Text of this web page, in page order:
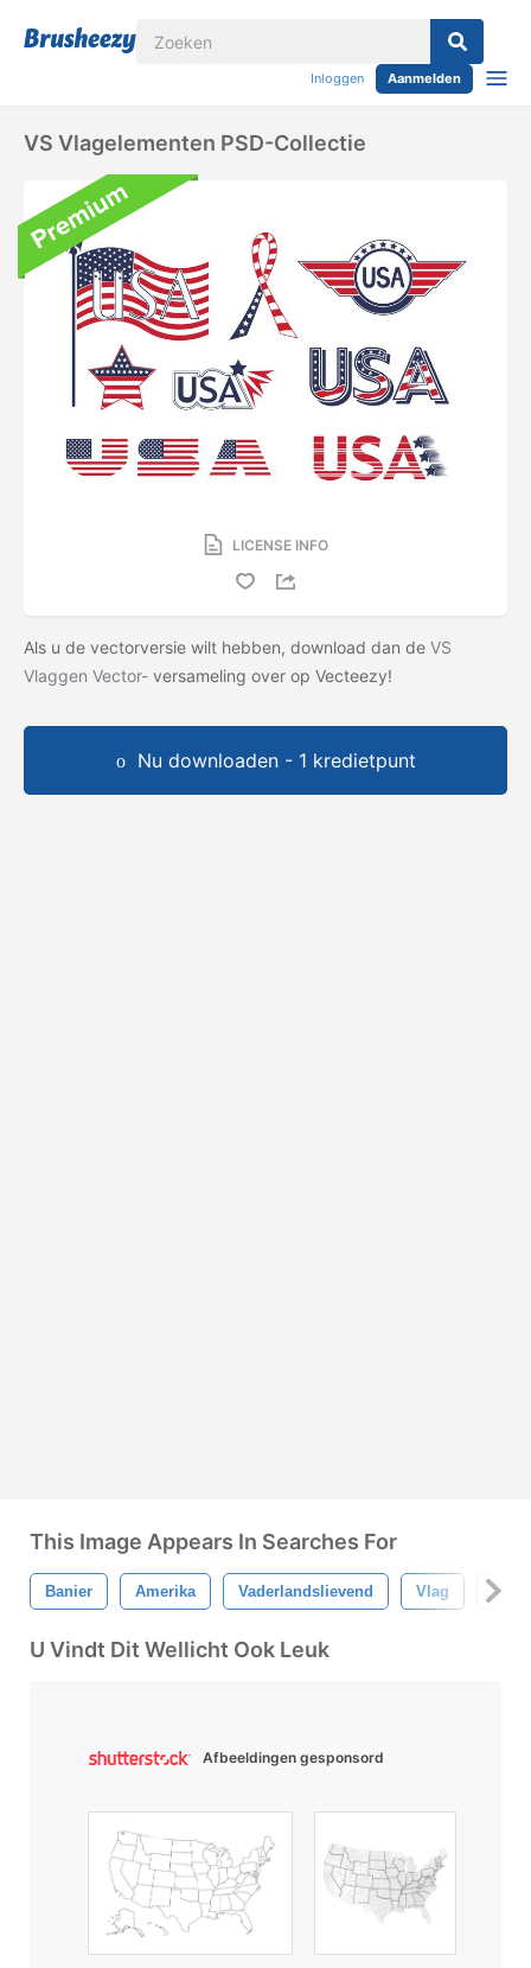
Inloggen Aanmelden
VS Vlagelementen PSD-Collectie
LICENSE INFO
Als u de vectorversie wilt hebben, download dan de VS
Vlaggen Vector- versameling over op Vecteezy!
Nu downloaden - 1 kredietpunt
This Image Appears In Searches For
Banier Amerika Vaderlandslievend Vlag
U Vindt Dit Wellicht Ook Leuk
Afbeeldingen gesponsord